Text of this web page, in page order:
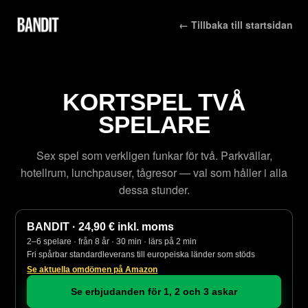
← Tillbaka till startsidan
KORTSPEL TVÅ
SPELARE
Sex spel som verkligen funkar för två. Parkvällar,
hotellrum, lunchpauser, tågresor — val som håller i alla
dessa stunder.
BANDIT · 24,90 € inkl. moms
2–6 spelare · från 8 år · 30 min · lärs på 2 min
Fri spårbar standardleverans till europeiska länder som stöds
Se aktuella omdömen på Amazon
Se erbjudanden för 1, 2 och 3 askar